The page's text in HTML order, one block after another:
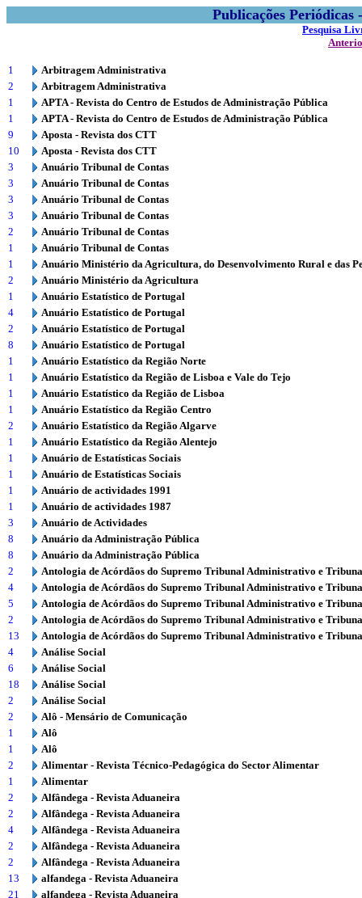
Publicações
Pesquisa
1
Arbitragem Administrativa
2
Arbitragem Administrativa
1
APTA - Revista do Centro de Estudos de Administração Pública
1
APTA - Revista do Centro de Estudos de Administração Pública
9
Aposta - Revista dos CTT
10
Aposta - Revista dos CTT
3
Anuário Tribunal de Contas
3
Anuário Tribunal de Contas
3
Anuário Tribunal de Contas
3
Anuário Tribunal de Contas
2
Anuário Tribunal de Contas
1
Anuário Tribunal de Contas
1
Anuário Ministério da Agricultura, do Desenvolvimento Rural e das
2
Anuário Ministério da Agricultura
1
Anuário Estatístico de Portugal
4
Anuário Estatístico de Portugal
2
Anuário Estatístico de Portugal
8
Anuário Estatístico de Portugal
1
Anuário Estatístico da Região Norte
1
Anuário Estatístico da Região de Lisboa e Vale do Tejo
1
Anuário Estatístico da Região de Lisboa
1
Anuário Estatístico da Região Centro
2
Anuário Estatístico da Região Algarve
1
Anuário Estatístico da Região Alentejo
1
Anuário de Estatísticas Sociais
1
Anuário de Estatísticas Sociais
1
Anuário de actividades 1991
1
Anuário de actividades 1987
3
Anuário de Actividades
8
Anuário da Administração Pública
8
Anuário da Administração Pública
2
Antologia de Acórdãos do Supremo Tribunal Administrativo e
4
Antologia de Acórdãos do Supremo Tribunal Administrativo e
5
Antologia de Acórdãos do Supremo Tribunal Administrativo e
2
Antologia de Acórdãos do Supremo Tribunal Administrativo e
13
Antologia de Acórdãos do Supremo Tribunal Administrativo e
4
Análise Social
6
Análise Social
18
Análise Social
2
Análise Social
2
Alô - Mensário de Comunicação
1
Alô
1
Alô
2
Alimentar - Revista Técnico-Pedagógica do Sector Alimentar
1
Alimentar
2
Alfândega - Revista Aduaneira
2
Alfândega - Revista Aduaneira
4
Alfândega - Revista Aduaneira
2
Alfândega - Revista Aduaneira
2
Alfândega - Revista Aduaneira
13
alfandega - Revista Aduaneira
21
alfandega - Revista Aduaneira